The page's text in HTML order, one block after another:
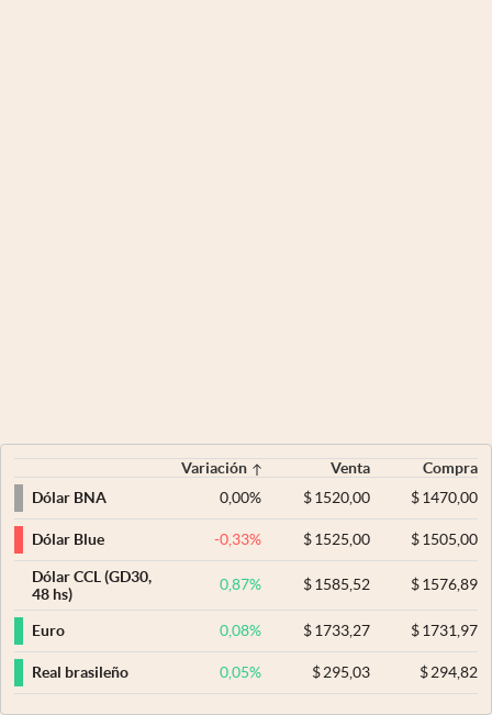
Variación Venta
Compra
Dólar BNA
0,00% $ 1520,00 $1470,00
Dólar Blue -0,33% $ 1525,00 $1505,00
Dólar CCL (GD30,
48 hs)
0,87% $ 1585,52 $1576,89
Euro 0,08% $ 1733,27 $1731,97
Real brasileño 0,05% $ 295,03 $294,82